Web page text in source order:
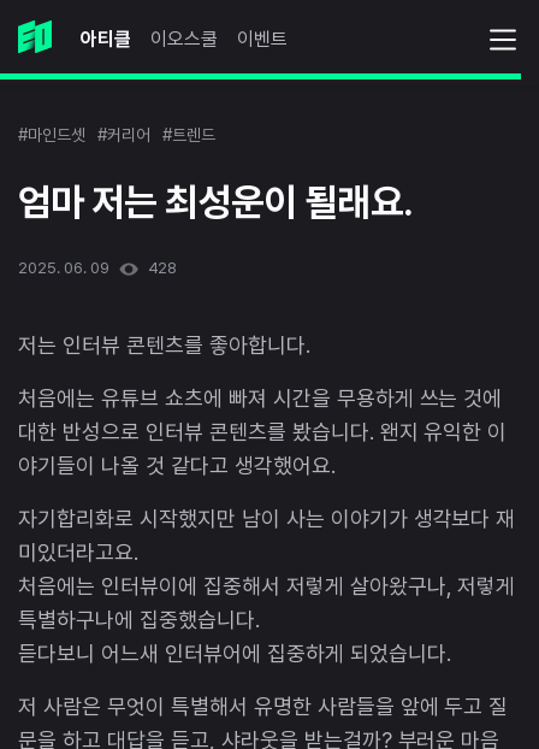
아티클 이오스쿨 이벤트
#마인드셋 #커리어 #트렌드
엄마 저는 최성운이 될래요.
2025. 06. 09 428
저는 인터뷰 콘텐츠를 좋아합니다.
처음에는 유튜브 쇼츠에 빠져 시간을 무용하게 쓰는 것에
대한 반성으로 인터뷰 콘텐츠를 봤습니다. 왠지 유익한 이
야기들이 나올 것 같다고 생각했어요.
자기합리화로 시작했지만 남이 사는 이야기가 생각보다 재
미있더라고요.
처음에는 인터뷰이에 집중해서 저렇게 살아왔구나, 저렇게
특별하구나에 집중했습니다.
듣다보니 어느새 인터뷰어에 집중하게 되었습니다.
저 사람은 무엇이 특별해서 유명한 사람들을 앞에 두고 질
문을 하고 대답을 듣고, 샤라웃을 받는걸까? 부러운 마음